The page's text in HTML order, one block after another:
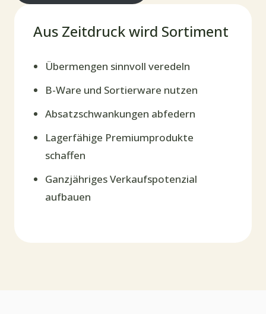
Aus Zeitdruck wird Sortiment
Übermengen sinnvoll veredeln
B-Ware und Sortierware nutzen
Absatzschwankungen abfedern
Lagerfähige Premiumprodukte
schaffen
Ganzjähriges Verkaufspotenzial
aufbauen